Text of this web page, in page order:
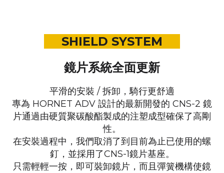
SHIELD SYSTEM
鏡片系統全面更新
平滑的安裝 / 拆卸，騎行更舒適
專為 HORNET ADV 設計的最新開發的 CNS-2 鏡
片通過由硬質聚碳酸酯製成的注塑成型確保了高剛
性。
在安裝過程中，我們取消了到目前為止已使用的螺
釘，並採用了CNS-1鏡片基座。
只需輕輕一按，即可裝卸鏡片，而且彈簧機構使鏡